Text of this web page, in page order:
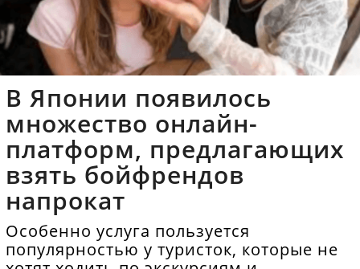
В Японии появилось
множество онлайн-
платформ, предлагающих
взять бойфрендов
напрокат
Особенно услуга пользуется
популярностью у туристок, которые не